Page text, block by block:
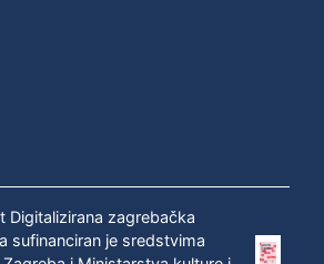
Digitalizirana zagrebačka
sufinanciran je sredstvima